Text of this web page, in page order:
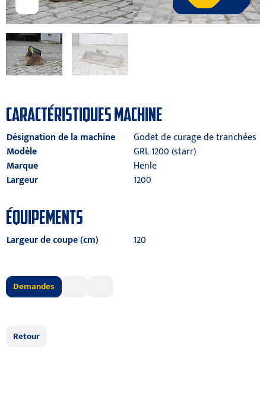
CARACTÉRISTIQUES MACHINE
Désignation de la machine
Godet de curage de tranchées
Modèle
GRL 1200 (starr)
Marque
Henle
Largeur
1200
ÉQUIPEMENTS
Largeur de coupe (cm) 120
Demandes
Retour